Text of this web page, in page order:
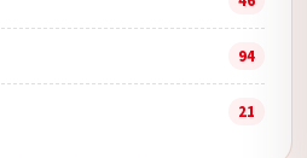
94
21